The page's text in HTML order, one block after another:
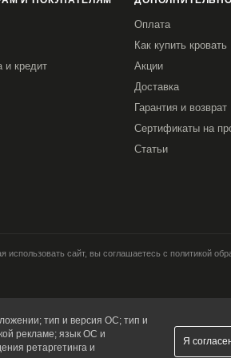
и кредит
Оплата
Как купить кровать
Акции
Доставка
Гарантия и возврат
Сертификаты на
Статьи
использовать сайт, вы соглашаетесь с политикой
тип и версия ОС; тип и
рекламе; язык ОС и
ретаргетинга и
Я